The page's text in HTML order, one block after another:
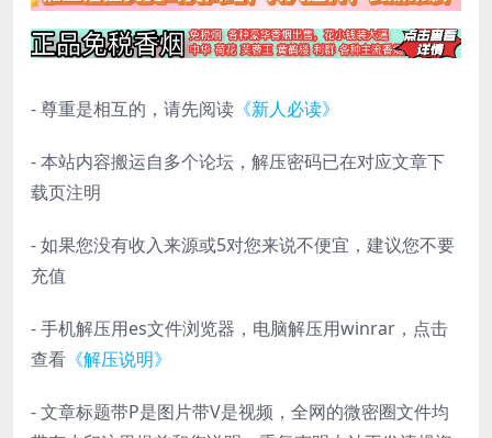
- 尊重是相互的，请先阅读 《新人必读》
- 本站内容搬运自多个论坛，解压密码已在对应文章下
载页注明
- 如果您没有收入来源或5对您来说不便宜，建议您不要
充值
- 手机解压用es文件浏览器，电脑解压用winrar，点击
查看 《解压说明》
- 文章标题带P是图片带V是视频，全网的微密圈文件均